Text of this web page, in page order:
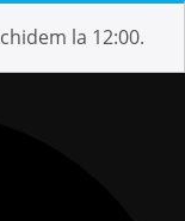
la 12:00.